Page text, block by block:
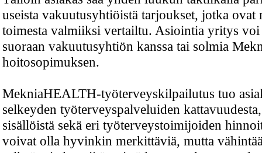
useista vakuutusyhtiöistä tarjoukset, jotka ovat
toimesta valmiiksi vertailtu. Asiointia yritys
suoraan vakuutusyhtiön kanssa tai solmia
hoitosopimuksen.
MekniaHEALTH-työterveyskilpailutus tuo
selkeyden työterveyspalveluiden
sisällöistä sekä eri työterveystoimijoiden
voivat olla hyvinkin merkittäviä, mutta